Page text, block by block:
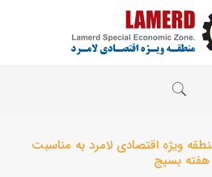
ویژه اقتصادی لامرد به مناسبت
هفته بسیج